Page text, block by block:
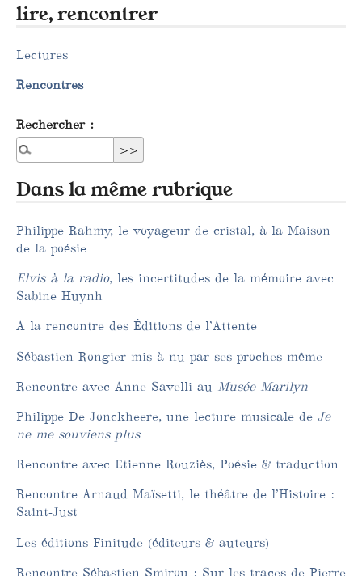
lire, rencontrer
Lectures
Rencontres
Rechercher :
Dans la même rubrique
Philippe Rahmy, le voyageur de cristal, à la Maison
de la poésie
Elvis à la radio, les incertitudes de la mémoire avec
Sabine Huynh
A la rencontre des Éditions de l’Attente
Sébastien Rongier mis à nu par ses proches même
Rencontre avec Anne Savelli au Musée Marilyn
Philippe De Jonckheere, une lecture musicale de Je
ne me souviens plus
Rencontre avec Etienne Rouziès, Poésie & traduction
Rencontre Arnaud Maïsetti, le théâtre de l’Histoire :
Saint-Just
Les éditions Finitude (éditeurs & auteurs)
Rencontre Sébastien Smirou : Sur les traces de Pierre